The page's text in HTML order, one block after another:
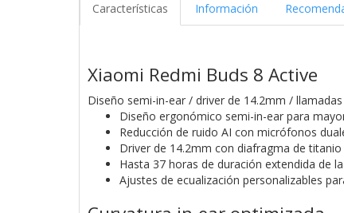
Características Información
Xiaomi Redmi Buds 8 Active
Diseño semi-in-ear / driver de 14.2mm /
Diseño ergonómico semi-in-ear para
Reducción de ruido AI con micrófonos
Driver de 14.2mm con diafragma de
Hasta 37 horas de duración extendida de
Ajustes de ecualización personalizables